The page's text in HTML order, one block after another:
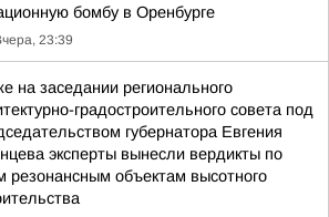
бомбу в Оренбурге
23:39
на заседании регионального
градостроительного совета под
губернатора Евгения
эксперты вынесли вердикты по
резонансным объектам высотного